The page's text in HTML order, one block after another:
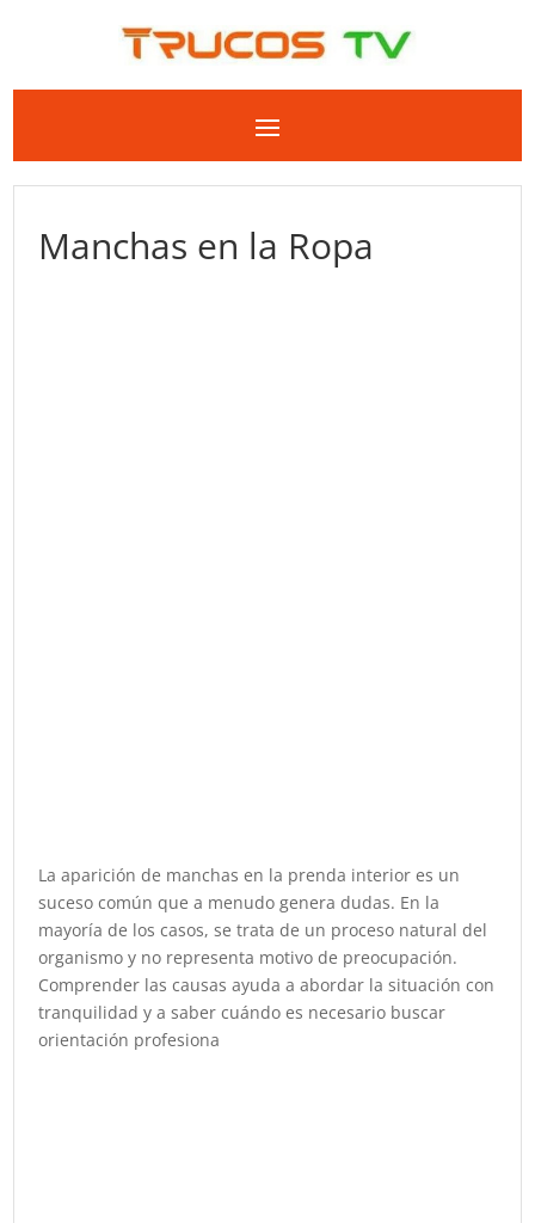
Manchas en la Ropa
La aparición de manchas en la prenda interior es un
suceso común que a menudo genera dudas. En la
mayoría de los casos, se trata de un proceso natural del
organismo y no representa motivo de preocupación.
Comprender las causas ayuda a abordar la situación con
tranquilidad y a saber cuándo es necesario buscar
orientación profesiona